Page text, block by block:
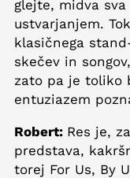
glejte, midva
ustvarjanjem.
klasičnega
skečev in
zato pa je toliko
entuziazem
Robert: Res je,
predstava,
torej For Us, By